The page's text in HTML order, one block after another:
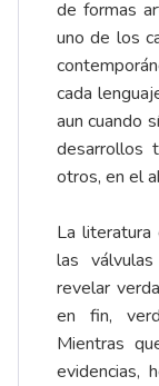
de formas
uno de los
cada
aun cuando
desarrollos
otros, en el
La literatura
las
revelar
en fin,
Mientras
evidencias,